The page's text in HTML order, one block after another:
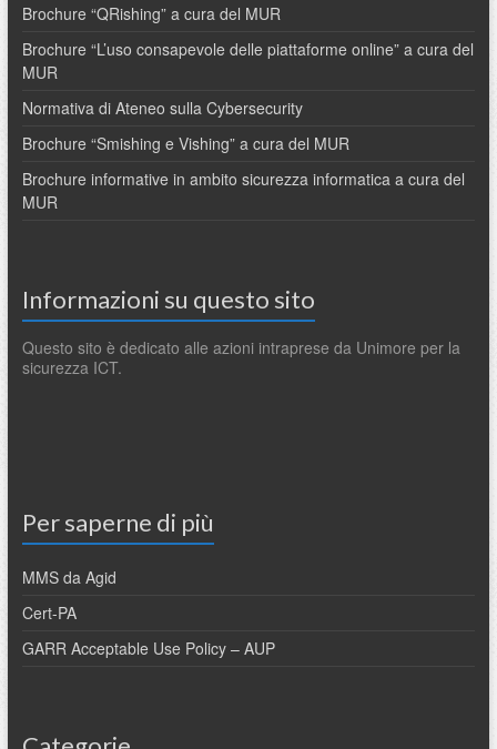
Brochure “QRishing” a cura del MUR
Brochure “L’uso consapevole delle piattaforme online” a cura del
MUR
Normativa di Ateneo sulla Cybersecurity
Brochure “Smishing e Vishing” a cura del MUR
Brochure informative in ambito sicurezza informatica a cura del
MUR
Informazioni su questo sito
Questo sito è dedicato alle azioni intraprese da Unimore per la
sicurezza ICT.
Per saperne di più
MMS da Agid
Cert-PA
GARR Acceptable Use Policy – AUP